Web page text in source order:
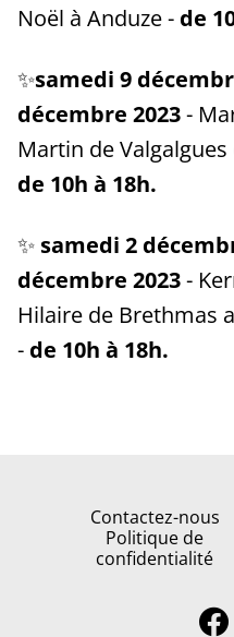
Noël à Anduze - de
✨samedi 9
décembre 2023-
Martin de
de 10h à 18h.
✨ samedi 2
décembre 2023-
Hilaire de Brethmas
- de 10h à 18h.
Contactez-nous
Politique de
confidentialité